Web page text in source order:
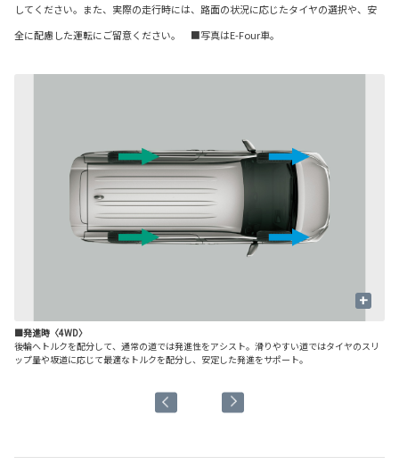
してください。また、実際の走行時には、路面の状況に応じたタイヤの選択や、安
全に配慮した運転にご留意ください。 ■写真はE-Four車。
+
■発進時〈4WD〉
後輪へトルクを配分して、通常の道では発進性をアシスト。滑りやすい道ではタイヤのスリ
ップ量や坂道に応じて最適なトルクを配分し、安定した発進をサポート。